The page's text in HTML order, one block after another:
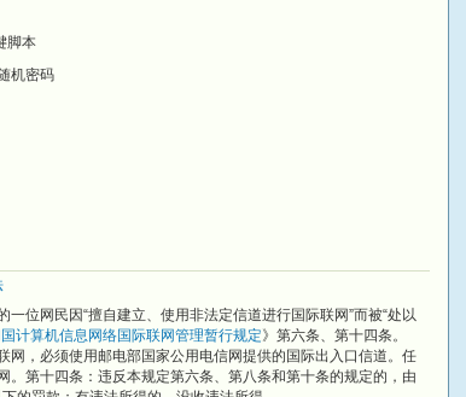
脚本
机密码
一位网民因“擅自建立、使用非法定信道进行国际联网”而被“处以
计算机信息网络国际联网管理暂行规定》第六条、第十四条。
网，必须使用邮电部国家公用电信网提供的国际出入口信道。任
第十四条：违反本规定第六条、第八条和第十条的规定的，由